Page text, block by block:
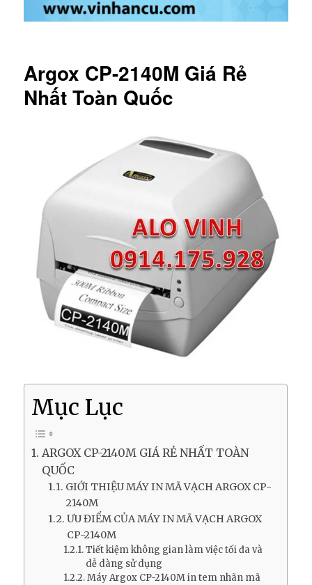
Argox CP-2140M Giá Rẻ
Nhất Toàn Quốc
Mục Lục
ARGOX CP-2140M GIÁ RẺ NHẤT TOÀN
QUỐC
GIỚI THIỆU MÁY IN MÃ VẠCH ARGOX CP-
2140M
ƯU ĐIỂM CỦA MÁY IN MÃ VẠCH ARGOX
CP-2140M
Tiết kiệm không gian làm việc tối đa và
dễ dàng sử dụng
Máy Argox CP-2140M in tem nhãn mã